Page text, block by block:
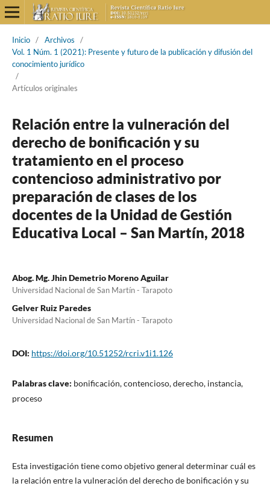
Inicio / Archivos
/
Vol. 1 Núm. 1 (2021): Presente y futuro de la publicación y difusión del
conocimiento jurídico
/
Artículos originales
Relación entre la vulneración del
derecho de bonificación y su
tratamiento en el proceso
contencioso administrativo por
preparación de clases de los
docentes de la Unidad de Gestión
Educativa Local – San Martín, 2018
Abog. Mg. Jhin Demetrio Moreno Aguilar
Universidad Nacional de San Martín - Tarapoto
Gelver Ruiz Paredes
Universidad Nacional de San Martín - Tarapoto
DOI: https://doi.org/10.51252/rcri.v1i1.126
Palabras clave: bonificación, contencioso, derecho, instancia,
proceso
Resumen
Esta investigación tiene como objetivo general determinar cuál es
la relación entre la vulneración del derecho de bonificación y su